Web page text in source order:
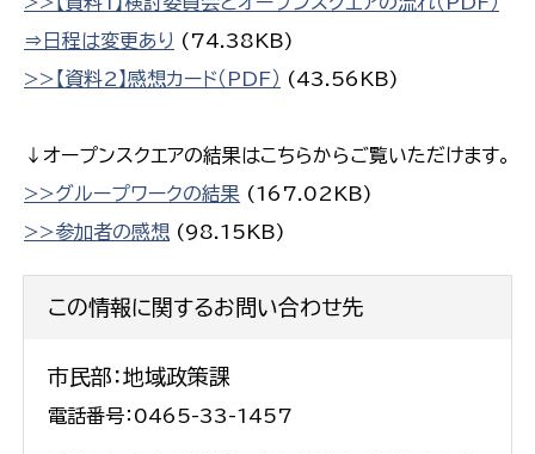
⇒日程は変更あり (74.38KB)
>>【資料2】感想カード（PDF） (43.56KB)
↓オープンスクエアの結果はこちらからご覧いただけます。
>>グループワークの結果 (167.02KB)
>>参加者の感想 (98.15KB)
この情報に関するお問い合わせ先
市民部：地域政策課
電話番号：0465-33-1457